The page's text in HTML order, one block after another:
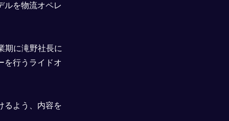
ルを物流オペレ
期に滝野社長に
を行うライドオ
るよう、内容を